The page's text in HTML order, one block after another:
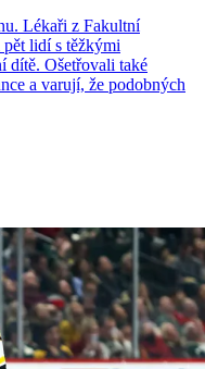
Lékaři z Fakultní
lidí s těžkými
dítě. Ošetřovali také
a varují, že podobných